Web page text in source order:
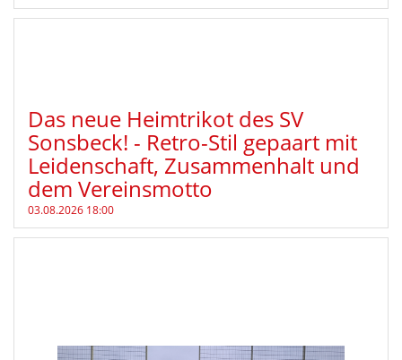
Das neue Heimtrikot des SV
Sonsbeck! - Retro-Stil gepaart mit
Leidenschaft, Zusammenhalt und
dem Vereinsmotto
03.08.2026 18:00